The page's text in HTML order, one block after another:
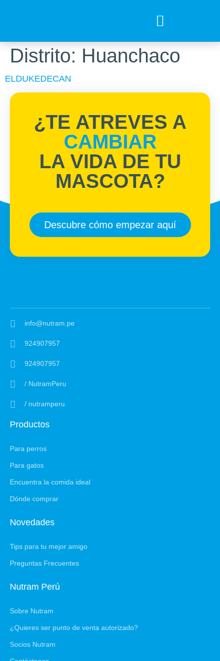
Distrito: Huanchaco
ELDUKEDECAN
¿TE ATREVES A
CAMBIAR
LA VIDA DE TU
MASCOTA?
Descubre cómo empezar aquí
info@nutram.pe
924907957
924907957
/ NutramPeru
/ nutramperu
Productos
Para perros
Para gatos
Encuentra la comida ideal
Dónde comprar
Novedades
Tips para tu mejor amigo
Preguntas Frecuentes
Nutram Perú
Sobre Nutram
¿Quieres ser punto de venta autorizado?
Socios Nutram